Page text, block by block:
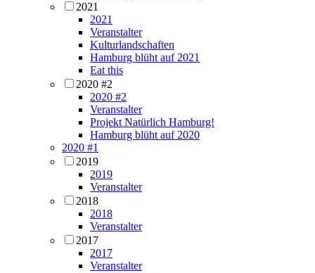
2021
2021
Veranstalter
Kulturlandschaften
Hamburg blüht auf 2021
Eat this
2020 #2
2020 #2
Veranstalter
Projekt Natürlich Hamburg!
Hamburg blüht auf 2020
2020 #1
2019
2019
Veranstalter
2018
2018
Veranstalter
2017
2017
Veranstalter